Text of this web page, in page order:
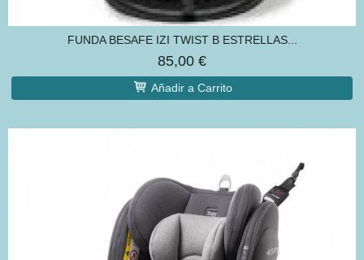
FUNDA BESAFE IZI TWIST B ESTRELLAS...
85,00 €
Añadir a Carrito